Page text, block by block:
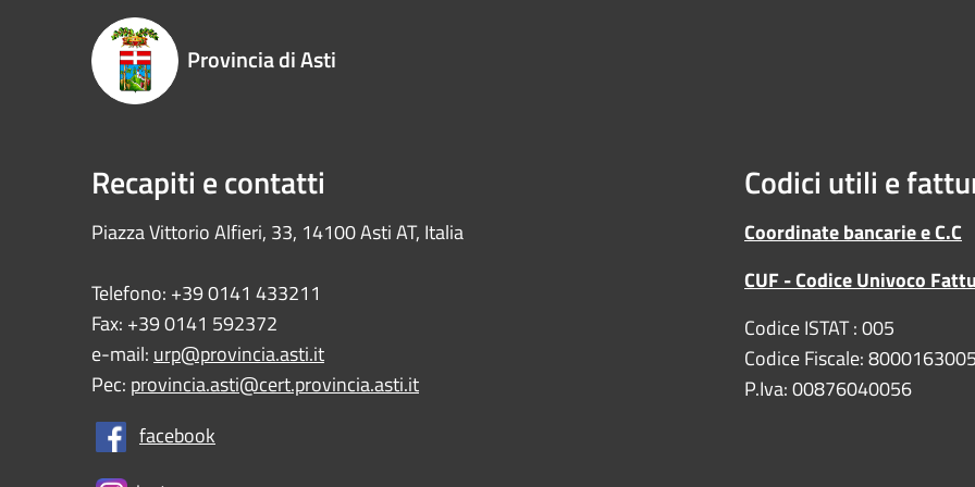
Provincia di Asti
Recapiti e contatti
Piazza Vittorio Alfieri, 33, 14100 Asti AT, Italia
Telefono: +39 0141 433211
Fax: +39 0141 592372
e-mail:urp@provincia.asti.it
Pec: provincia.asti@cert.provincia.asti.it
facebook
Codici utili e
Coordinate bancarie e C.C
CUF - Codice Univoco
Codice ISTAT : 005
Codice Fiscale:
P.Iva: 00876040056